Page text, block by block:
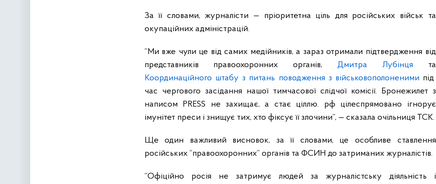
За її словами, журналісти — пріоритетна ціль для російських військ та
окупаційних адміністрацій.
“Ми вже чули це від самих медійників, а зараз отримали підтвердження від
представників правоохоронних органів,
Дмитра Лубінця та
Координаційного штабу з питань поводження з військовополоненими під
час чергового засідання нашої тимчасової слідчої комісії. Бронежилет з
написом PRESS не захищає, а стає ціллю. рф цілеспрямовано ігнорує
імунітет преси і знищує тих, хто фіксує її злочини”, — сказала очільниця ТСК.
Ще один важливий висновок, за її словами, це особливе ставлення
російських “правоохоронних” органів та ФСИН до затриманих журналістів.
“Офіційно росія не затримує людей за журналістську діяльність і